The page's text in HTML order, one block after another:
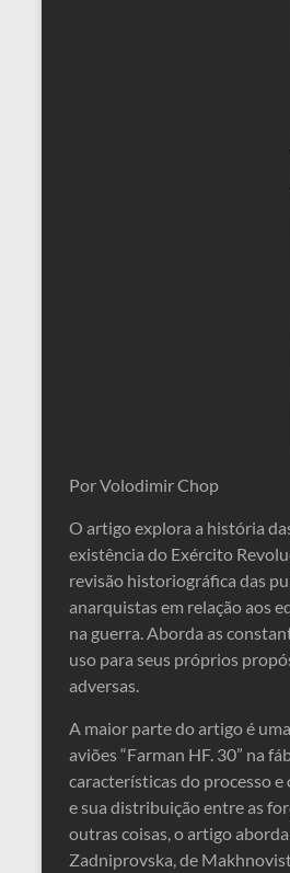
Por Volodimir Chop
O artigo explora a história
existência do Exército
revisão historiográfica das
anarquistas em relação aos
na guerra. Aborda as
uso para seus próprios
adversas.
A maior parte do artigo é
aviões “Farman HF. 30” na
características do processo
e sua distribuição entre as
outras coisas, o artigo
Zadniprovska, de